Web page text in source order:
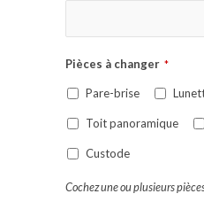
Pièces à changer *
Pare-brise
Toit panoramique
Custode
Cochez une ou plusieurs